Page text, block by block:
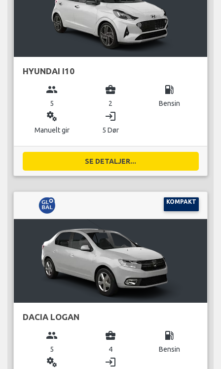
HYUNDAI I10
group
5
business_center
2
local_gas_station
Bensin
miscellaneous_services
Manuelt gir
login
5 Dør
SE DETALJER...
KOMPAKT
DACIA LOGAN
group
5
business_center
4
local_gas_station
Bensin
miscellaneous_services login